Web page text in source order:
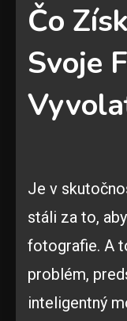
Čo
Svoje
Je v
stáli za to,
fotografie. A
problém,
inteligentný